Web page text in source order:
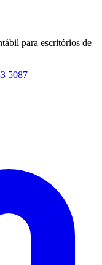
para escritórios de
5087